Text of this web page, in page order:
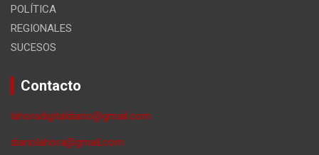
POLÍTICA
REGIONALES
SUCESOS
Contacto
lahoradigitaldiario@gmail.com
diariolahora@gmail,com